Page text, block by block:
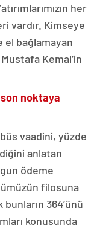
her
vardır. Kimseye
el bağlamayan
Kemal’in
noktaya
vaadini, yüzde
anlatan
ödeme
filosuna
364’ünü
konusunda